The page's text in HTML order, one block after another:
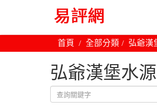
首頁 全部分類 弘爺漢
弘爺漢堡水